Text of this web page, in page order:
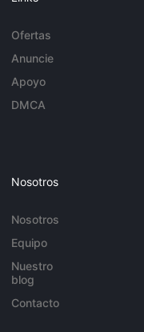
Ofertas
Anuncie
Apoyo
DMCA
Nosotros
Nosotros
Equipo
Nuestro
blog
Contacto